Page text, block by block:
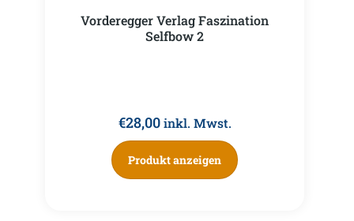
Vorderegger Verlag Faszination
Selfbow 2
€28,00 inkl. Mwst.
Produkt anzeigen